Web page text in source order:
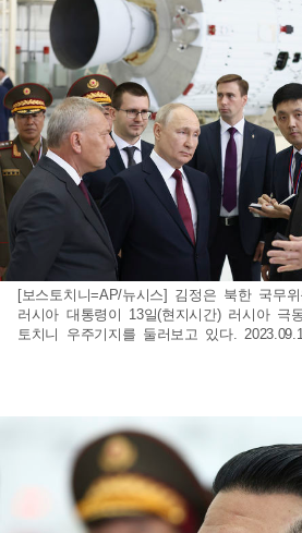
[보스토치니=AP/뉴시스] 김정은 북한 국무
러시아 대통령이 13일(현지시간) 러시아 극
토치니 우주기지를 둘러보고 있다.